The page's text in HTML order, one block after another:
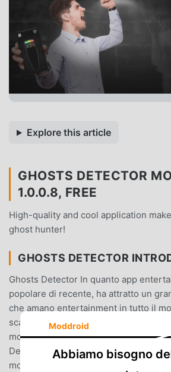
Explore this article
GHOSTS DETECTOR
1.0.0.8, FREE
High-quality and cool application
ghost hunter!
GHOSTS DETECTOR
Ghosts Detector In quanto app
popolare di recente, ha attratto un
che amano entertainment in tutto il
scaricare questa app, moddroid è la
moddroid non solo ti fornisce l'ultima
Detector 1.0.0.8 gratuitamente, ma
mod gratuitamente per aiutarti a
Moddroid
Abbiamo bisogno